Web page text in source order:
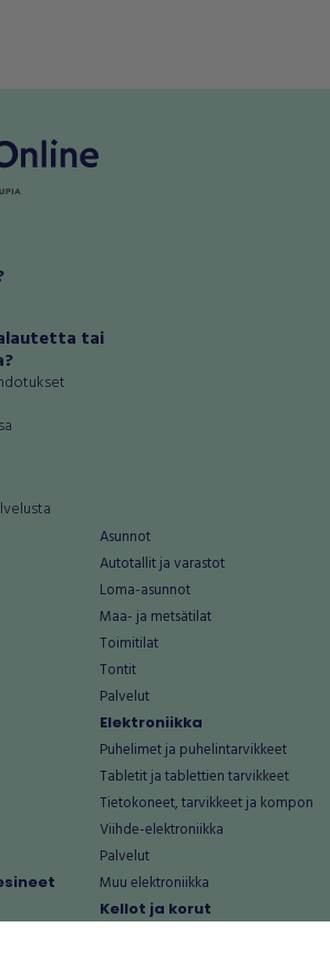
tai
Asunnot
Autotallit ja varastot
Loma-asunnot
Maa- ja metsätilat
Toimitilat
Tontit
Palvelut
Elektroniikka
Puhelimet ja puhelintarvikkeet
Tabletit ja tablettien tarvikkeet
Tietokoneet, tarvikkeet ja
Viihde-elektroniikka
Palvelut
Muu elektroniikka
Kellot ja korut